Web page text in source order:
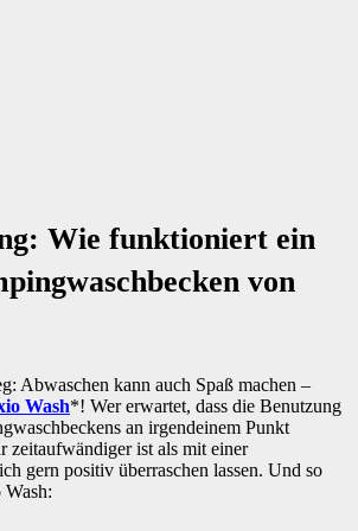
Wie funktioniert ein
von
Abwaschen kann auch Spaß machen –
Wash*! Wer erwartet, dass die Benutzung
an irgendeinem Punkt
zeitaufwändiger ist als mit einer
gern positiv überraschen lassen. Und so